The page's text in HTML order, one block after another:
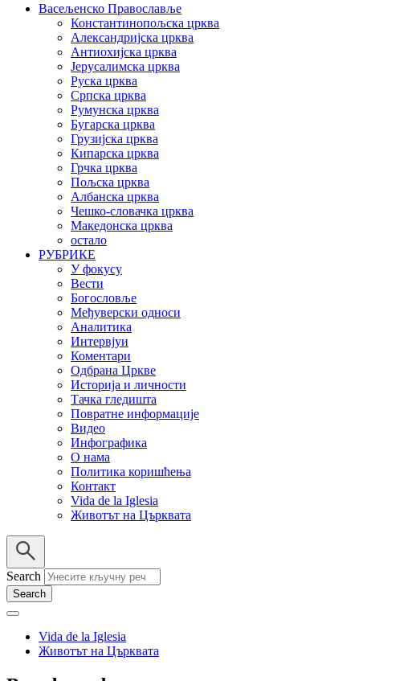
Васељенско Православље
Константинопољска црква
Александријска црква
Антиохијска црква
Јерусалимска црква
Руска црква
Српска црква
Румунска црква
Бугарска црква
Грузијска црква
Кипарска црква
Грчка црква
Пољска црква
Албанска црква
Чешко-словачка црква
Македонска црква
остало
РУБРИКЕ
У фокусу
Вести
Богословље
Међуверски односи
Аналитика
Интервјуи
Коментари
Одбрана Цркве
Историја и личности
Тачка гледишта
Повратне информације
Видео
Инфографика
О нама
Политика коришћења
Контакт
Vida de la Iglesia
Животът на Църквата
Search
Vida de la Iglesia
Животът на Църквата